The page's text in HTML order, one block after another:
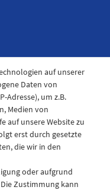
auf unserer
Daten von
Adresse), um z.B.
Medien von
auf unsere Website zu
erst durch gesetzte
die wir in den
oder aufgrund
Zustimmung kann